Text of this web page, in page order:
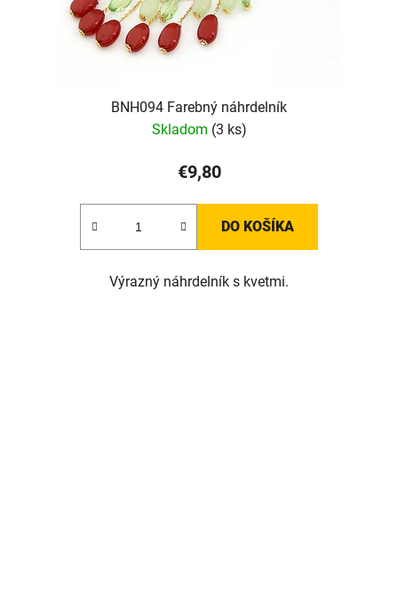
BNH094 Farebný náhrdelník
Skladom (3 ks)
€9,80
DO KOŠÍKA
Výrazný náhrdelník s kvetmi.